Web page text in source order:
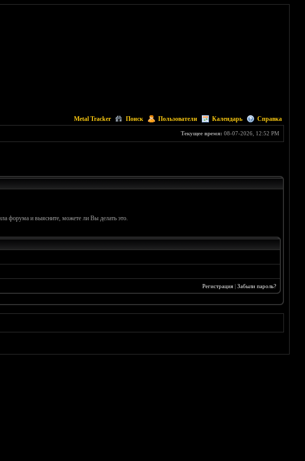
Metal Tracker Поиск Пользователи Календарь Справка
Текущее время: 08-07-2026, 12:52 PM
форума и выясните, можете ли Вы делать это.
Регистрация| Забыли пароль?